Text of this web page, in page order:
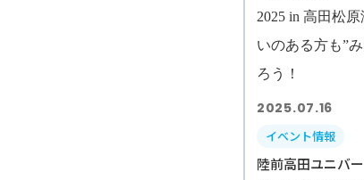
2025.07.16
イベント情報
陸前高田ユニバ